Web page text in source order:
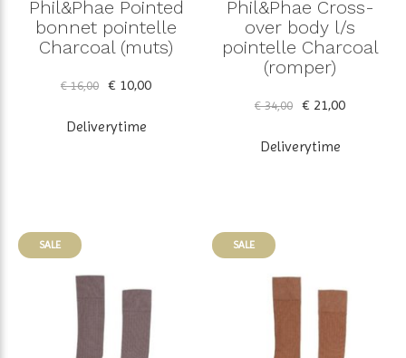
Phil&Phae Pointed
bonnet pointelle
Charcoal (muts)
€ 16,00 € 10,00
Deliverytime
Phil&Phae Cross-
over body l/s
pointelle Charcoal
(romper)
€ 34,00 € 21,00
Deliverytime
SALE SALE